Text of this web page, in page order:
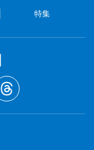
特集